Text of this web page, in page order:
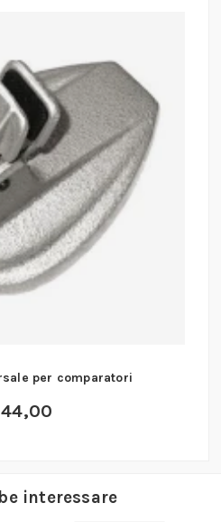
per comparatori
44,00
interessare